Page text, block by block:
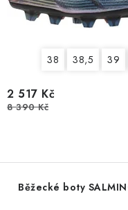
38 38,5 39
2 517 Kč
8 390 Kč
Běžecké boty